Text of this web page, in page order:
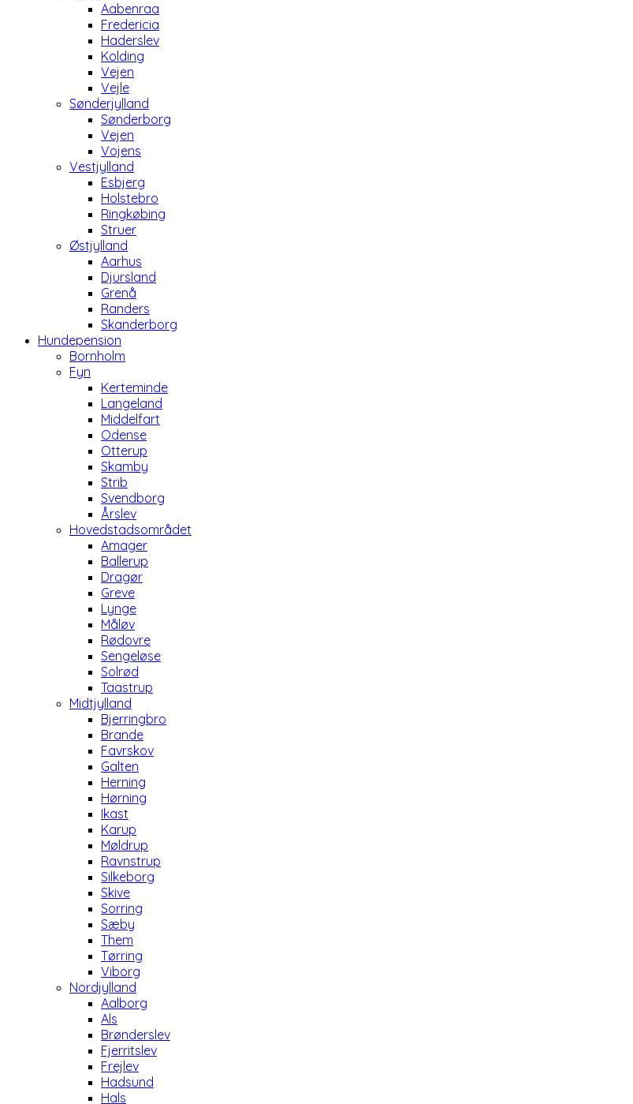
Aabenraa
Fredericia
Haderslev
Kolding
Vejen
Vejle
Sønderjylland
Sønderborg
Vejen
Vojens
Vestjylland
Esbjerg
Holstebro
Ringkøbing
Struer
Østjylland
Aarhus
Djursland
Grenå
Randers
Skanderborg
Hundepension
Bornholm
Fyn
Kerteminde
Langeland
Middelfart
Odense
Otterup
Skamby
Strib
Svendborg
Årslev
Hovedstadsområdet
Amager
Ballerup
Dragør
Greve
Lynge
Måløv
Rødovre
Sengeløse
Solrød
Taastrup
Midtjylland
Bjerringbro
Brande
Favrskov
Galten
Herning
Hørning
Ikast
Karup
Møldrup
Ravnstrup
Silkeborg
Skive
Sorring
Sæby
Them
Tørring
Viborg
Nordjylland
Aalborg
Als
Brønderslev
Fjerritslev
Frejlev
Hadsund
Hals